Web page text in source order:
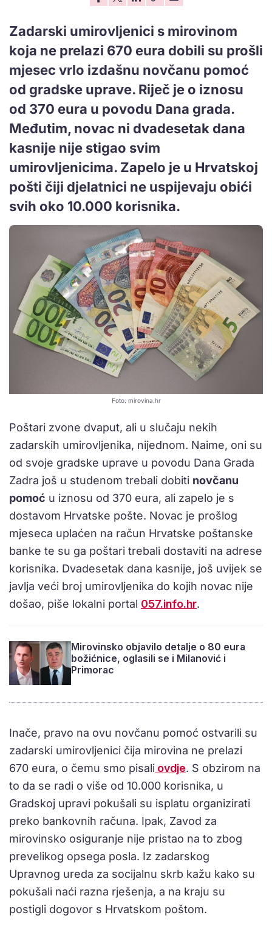
Zadarski umirovljenici s mirovinom
koja ne prelazi 670 eura dobili su prošli
mjesec vrlo izdašnu novčanu pomoć
od gradske uprave. Riječ je o iznosu
od 370 eura u povodu Dana grada.
Međutim, novac ni dvadesetak dana
kasnije nije stigao svim
umirovljenicima. Zapelo je u Hrvatskoj
pošti čiji djelatnici ne uspijevaju obići
svih oko 10.000 korisnika.
Foto: mirovina.hr
Poštari zvone dvaput, ali u slučaju nekih
zadarskih umirovljenika, nijednom. Naime, oni su
od svoje gradske uprave u povodu Dana Grada
Zadra još u studenom trebali dobiti novčanu
pomoć u iznosu od 370 eura, ali zapelo je s
dostavom Hrvatske pošte. Novac je prošlog
mjeseca uplaćen na račun Hrvatske poštanske
banke te su ga poštari trebali dostaviti na adrese
korisnika. Dvadesetak dana kasnije, još uvijek se
javlja veći broj umirovljenika do kojih novac nije
došao, piše lokalni portal 057.info.hr.
Mirovinsko objavilo detalje o 80 eura
božićnice, oglasili se i Milanović i
Primorac
Inače, pravo na ovu novčanu pomoć ostvarili su
zadarski umirovljenici čija mirovina ne prelazi
670 eura, o čemu smo pisali ovdje. S obzirom na
to da se radi o više od 10.000 korisnika, u
Gradskoj upravi pokušali su isplatu organizirati
preko bankovnih računa. Ipak, Zavod za
mirovinsko osiguranje nije pristao na to zbog
prevelikog opsega posla. Iz zadarskog
Upravnog ureda za socijalnu skrb kažu kako su
pokušali naći razna rješenja, a na kraju su
postigli dogovor s Hrvatskom poštom.